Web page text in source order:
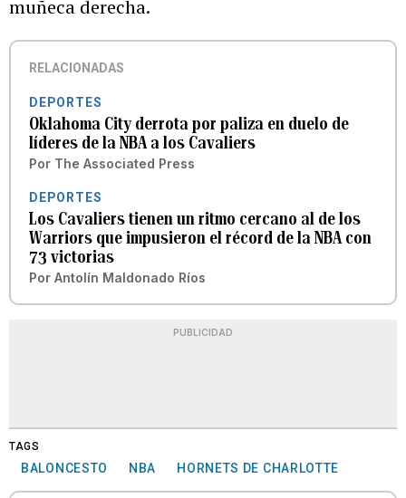
muñeca derecha.
RELACIONADAS
DEPORTES
Oklahoma City derrota por paliza en duelo de
líderes de la NBA a los Cavaliers
Por The Associated Press
DEPORTES
Los Cavaliers tienen un ritmo cercano al de los
Warriors que impusieron el récord de la NBA con
73 victorias
Por Antolín Maldonado Ríos
PUBLICIDAD
TAGS
BALONCESTO NBA HORNETS DE CHARLOTTE